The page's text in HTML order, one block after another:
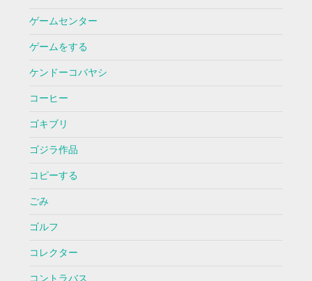
ゲームセンター
ゲームをする
ケンドーコバヤシ
コーヒー
ゴキブリ
ゴジラ作品
コピーする
ごみ
ゴルフ
コレクター